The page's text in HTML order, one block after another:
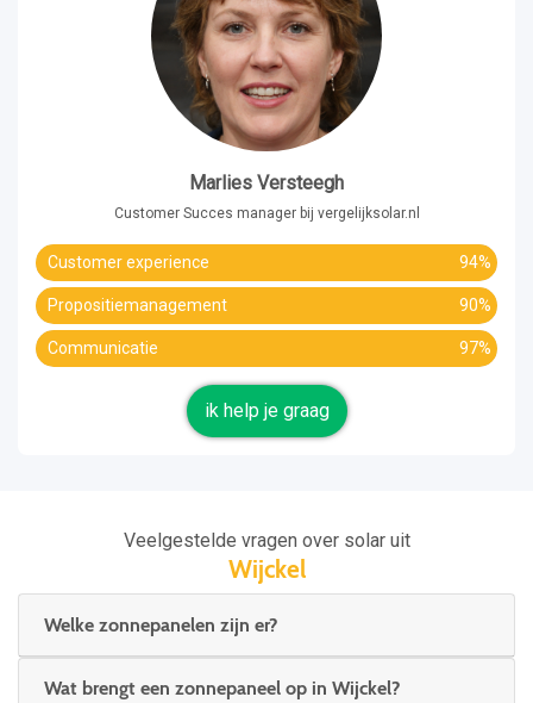
Marlies Versteegh
Customer Succes manager bij vergelijksolar.nl
Customer experience 94%
Propositiemanagement 90%
Communicatie 97%
ik help je graag
Veelgestelde vragen over solar uit
Wijckel
Welke zonnepanelen zijn er?
Wat brengt een zonnepaneel op in Wijckel?